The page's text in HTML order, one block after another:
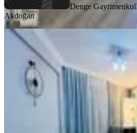
Denge Gayrimenkul
Akdoğan
YENİ
Eşyalı , Bahçeli
Buca, Kuruçeşme
1+1
·Yüksek